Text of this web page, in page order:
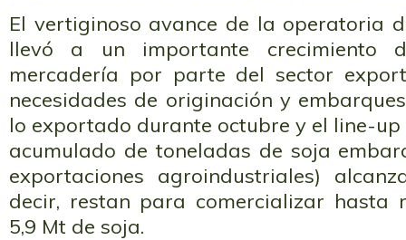
El vertiginoso avance de la operatoria
llevó a un importante crecimiento
mercadería por parte del sector
necesidades de originación y
lo exportado durante octubre y el line-up
acumulado de toneladas de soja
exportaciones agroindustriales)
decir, restan para comercializar hasta
5,9 Mt de soja.